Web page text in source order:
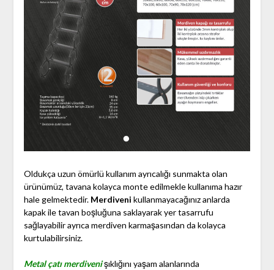
Oldukça uzun ömürlü kullanım ayrıcalığı sunmakta olan
ürünümüz, tavana kolayca monte edilmekle kullanıma hazır
hale gelmektedir. Merdiveni kullanmayacağınız anlarda
kapak ile tavan boşluğuna saklayarak yer tasarrufu
sağlayabilir ayrıca merdiven karmaşasından da kolayca
kurtulabilirsiniz.
Metal çatı merdivenişıklığını yaşam alanlarında